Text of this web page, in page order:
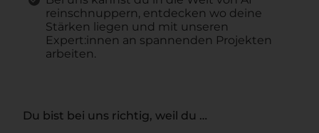
reinschnuppern, entdecken wo deine
Stärken liegen und mit unseren
Expert:innen an spannenden Projekten
arbeiten.
Du bist bei uns richtig, weil du …